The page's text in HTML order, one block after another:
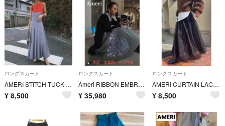
ロングスカート
AMERI STITCH TUCK DRESS ハイウエスト ワンピース S
¥ 8,500
ロングスカート
Ameri RIBBON EMBROIDERY SKIRT
¥ 35,980
ロングスカート
AMERI CURTAIN LACE TULLE SKIRT ロングスカート S
¥ 8,500